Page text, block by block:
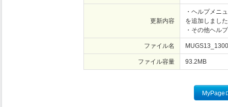
更新内容
・ヘルプメニ
を追加しまし
・その他ヘル
ファイル名
ファイル容量 93.2 MB